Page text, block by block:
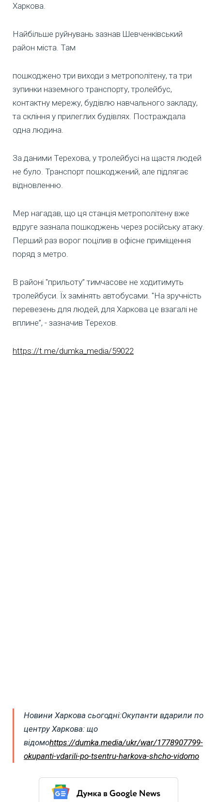
Харкова.
Найбільше руйнувань зазнав Шевченківський
район міста. Там
пошкоджено три виходи з метрополітену, та три
зупинки наземного транспорту, тролейбус,
контактну мережу, будівлю навчального закладу,
та скління у прилеглих будівлях. Постраждала
одна людина.
За даними Терехова, у тролейбусі на щастя людей
не було. Транспорт пошкоджений, але підлягає
відновленню.
Мер нагадав, що ця станція метрополітену вже
вдруге зазнала пошкоджень через російську атаку.
Перший раз ворог поцілив в офісне приміщення
поряд з метро.
В районі "прильоту” тимчасове не ходитимуть
тролейбуси. Їх замінять автобусами. "На зручність
перевезень для людей, для Харкова це взагалі не
вплине”, - зазначив Терехов.
https://t.me/dumka_media/59022
Новини Харкова сьогодні:Окупанти вдарили по
центру Харкова: що
відомоhttps://dumka.media/ukr/war/1778907799-
okupanti-vdarili-po-tsentru-harkova-shcho-vidomo